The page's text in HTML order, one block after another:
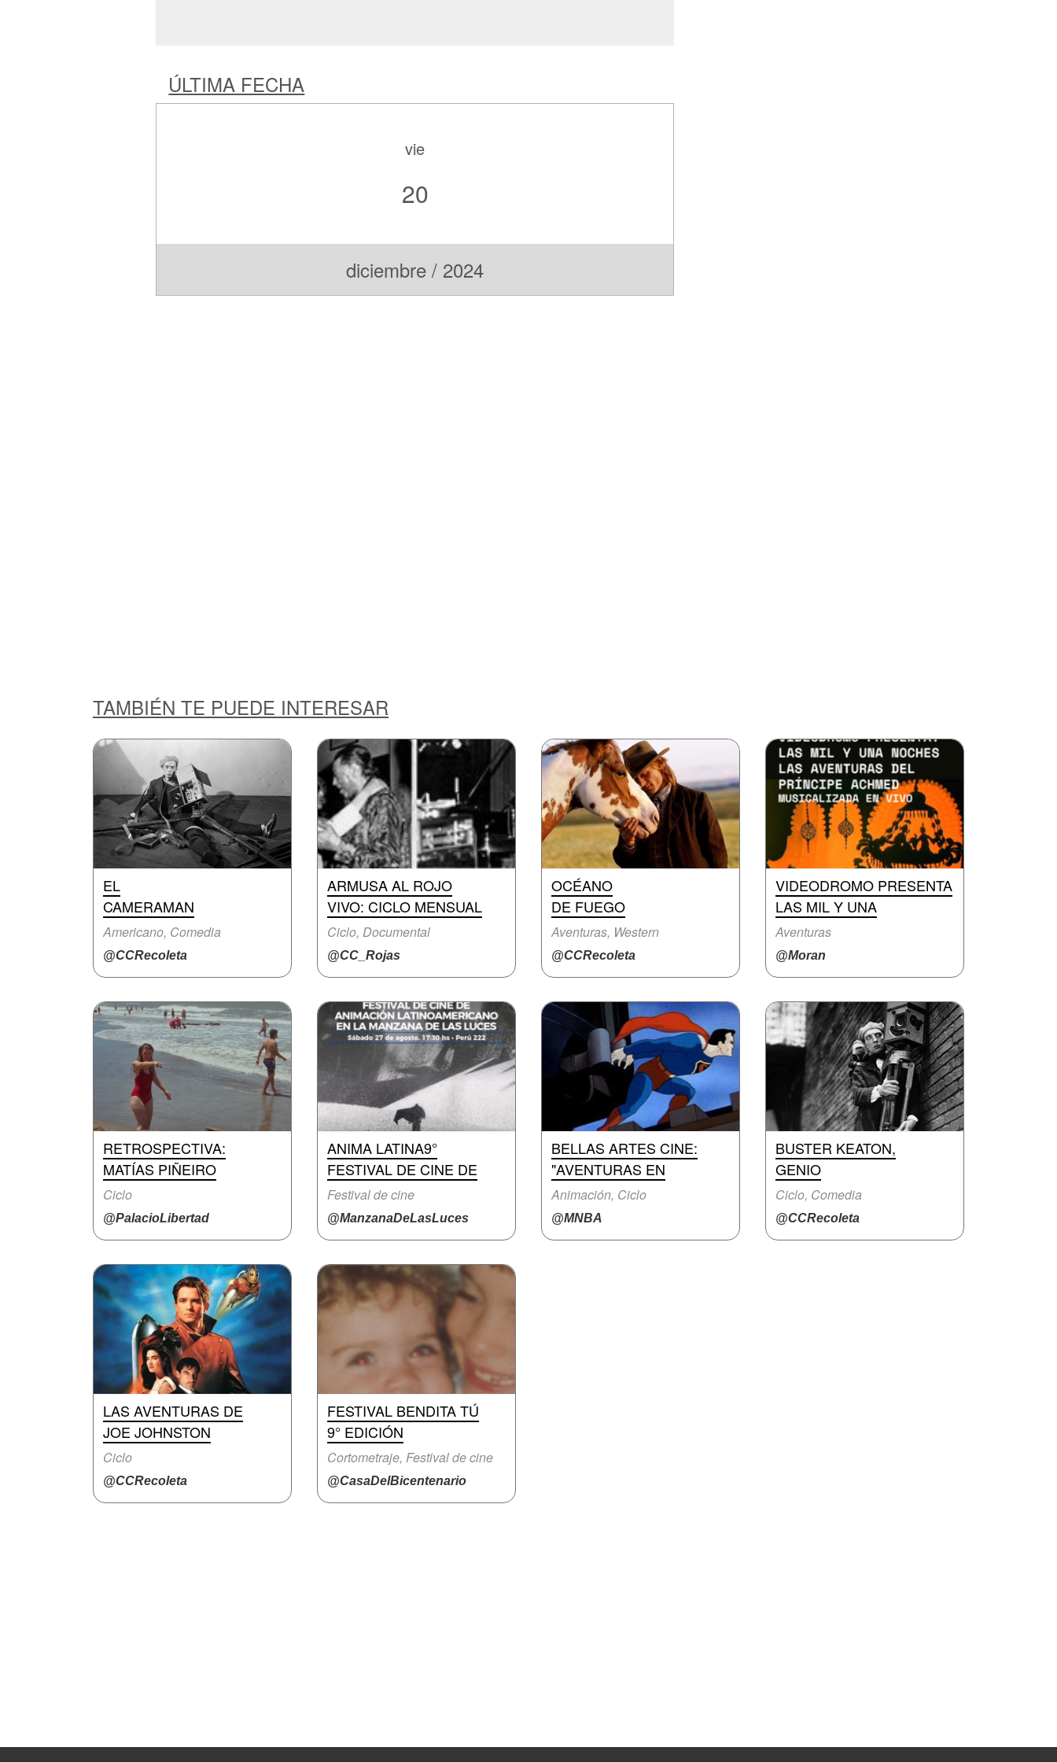
ÚLTIMA FECHA
vie
20
diciembre / 2024
TAMBIÉN TE PUEDE INTERESAR
EL
CAMERAMAN
Americano, Comedia
@CCRecoleta
ARMUSA AL ROJO
VIVO: CICLO MENSUAL
Ciclo, Documental
@CC_Rojas
OCÉANO
DE FUEGO
Aventuras, Western
@CCRecoleta
VIDEODROMO PRESENTA
LAS MIL Y UNA
Aventuras
@Moran
RETROSPECTIVA:
MATÍAS PIÑEIRO
Ciclo
@PalacioLibertad
ANIMA LATINA9°
FESTIVAL DE CINE DE
Festival de cine
@ManzanaDeLasLuces
BELLAS ARTES CINE:
"AVENTURAS EN
Animación, Ciclo
@MNBA
BUSTER KEATON,
GENIO
Ciclo, Comedia
@CCRecoleta
LAS AVENTURAS DE
JOE JOHNSTON
Ciclo
@CCRecoleta
FESTIVAL BENDITA TÚ
9° EDICIÓN
Cortometraje, Festival de cine
@CasaDelBicentenario